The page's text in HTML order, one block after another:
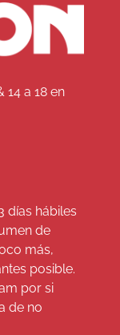
14 a 18 en
días hábiles
de
más,
posible.
por si
de no